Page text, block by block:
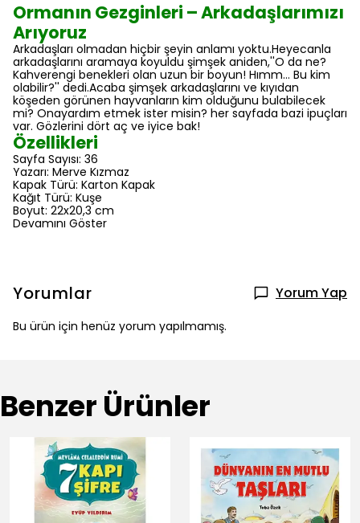
Ormanın Gezginleri – Arkadaşlarımızı
Arıyoruz
Arkadaşları olmadan hiçbir şeyin anlamı yoktu.Heyecanla
arkadaşlarını aramaya koyuldu şimşek aniden,''O da ne?
Kahverengi benekleri olan uzun bir boyun! Hımm... Bu kim
olabilir?'' dedi.Acaba şimşek arkadaşlarını ve kıyıdan
köşeden görünen hayvanların kim olduğunu bulabilecek
mi? Onayardım etmek ister misin? her sayfada bazi ipuçları
var. Gözlerini dört aç ve iyice bak!
Özellikleri
Sayfa Sayısı: 36
Yazarı: Merve Kızmaz
Kapak Türü: Karton Kapak
Kağıt Türü: Kuşe
Boyut: 22x20,3 cm
Devamını Göster
Yorumlar Yorum Yap
Bu ürün için henüz yorum yapılmamış.
Benzer Ürünler